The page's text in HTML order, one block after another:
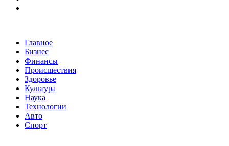
Главное
Бизнес
Финансы
Происшествия
Здоровье
Культура
Наука
Технологии
Авто
Спорт